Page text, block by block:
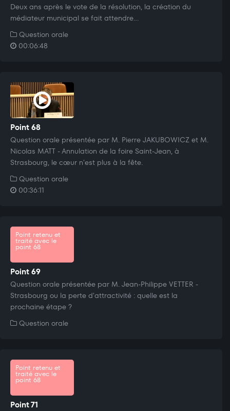
Deux ans après le vote de la résolution, la création du
médiateur municipal se fait attendre...
Question orale
00:06:48
Point 68
Question orale présentée par M. Pierre JAKUBOWICZ et M.
Nicolas MATT - Annulation de la foire Saint-Jean, à
Strasbourg, le cœur n'est plus à la fête.
Question orale
00:36:11
Point retenu et
traité avec le
point 68
Point 69
Question orale présentée par M. Jean-Philippe VETTER -
Strasbourg ou la perte d'attractivité : quelle est la
prochaine étape ?
Question orale
Point retenu et
traité avec le
point 68
Point 71